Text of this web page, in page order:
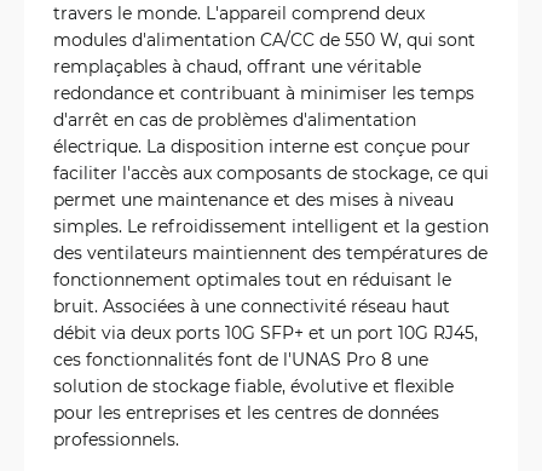
travers le monde. L'appareil comprend deux
modules d'alimentation CA/CC de 550 W, qui sont
remplaçables à chaud, offrant une véritable
redondance et contribuant à minimiser les temps
d'arrêt en cas de problèmes d'alimentation
électrique. La disposition interne est conçue pour
faciliter l'accès aux composants de stockage, ce qui
permet une maintenance et des mises à niveau
simples. Le refroidissement intelligent et la gestion
des ventilateurs maintiennent des températures de
fonctionnement optimales tout en réduisant le
bruit. Associées à une connectivité réseau haut
débit via deux ports 10G SFP+ et un port 10G RJ45,
ces fonctionnalités font de l'UNAS Pro 8 une
solution de stockage fiable, évolutive et flexible
pour les entreprises et les centres de données
professionnels.